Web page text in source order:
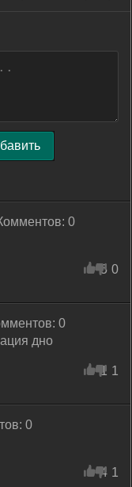
0
5 0
0
дно
1 1
0
4 1